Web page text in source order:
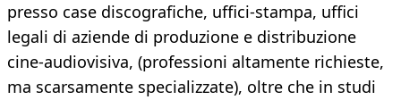
presso case discografiche, uffici-stampa, uffici
legali di aziende di produzione e distribuzione
cine-audiovisiva, (professioni altamente richieste,
ma scarsamente specializzate), oltre che in studi